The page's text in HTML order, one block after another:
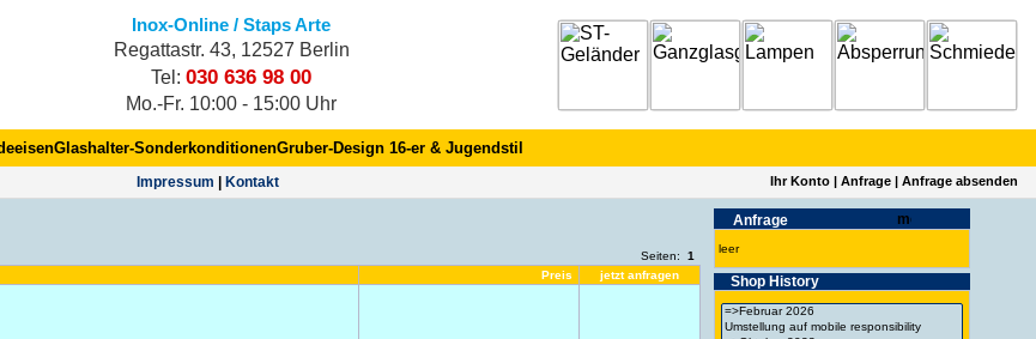
Inox-Online / Staps Arte
Regattastr. 43, 12527 Berlin
Tel: 030 636 98 00
Mo.-Fr. 10:00 - 15:00 Uhr
Glashalter-SonderkonditionenGruber-Design 16-er & Jugendstil
Impres­sum Kontakt Ihr Konto | Anfrage | Anfrage absenden
Seiten: 1
Preis
jetzt anfragen
Anfrage
leer
Shop History